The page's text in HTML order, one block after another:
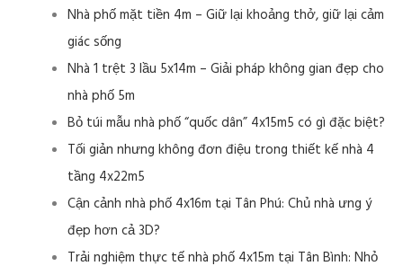
Nhà phố mặt tiền 4m – Giữ lại khoảng thở, giữ lại cảm
giác sống
Nhà 1 trệt 3 lầu 5x14m – Giải pháp không gian đẹp cho
nhà phố 5m
Bỏ túi mẫu nhà phố “quốc dân” 4x15m5 có gì đặc biệt?
Tối giản nhưng không đơn điệu trong thiết kế nhà 4
tầng 4x22m5
Cận cảnh nhà phố 4x16m tại Tân Phú: Chủ nhà ưng ý
đẹp hơn cả 3D?
Trải nghiệm thực tế nhà phố 4x15m tại Tân Bình: Nhỏ